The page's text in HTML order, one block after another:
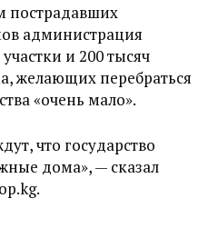
пострадавших
администрация
и 200 тысяч
желающих перебраться
«очень мало».
что государство
дома», — сказал